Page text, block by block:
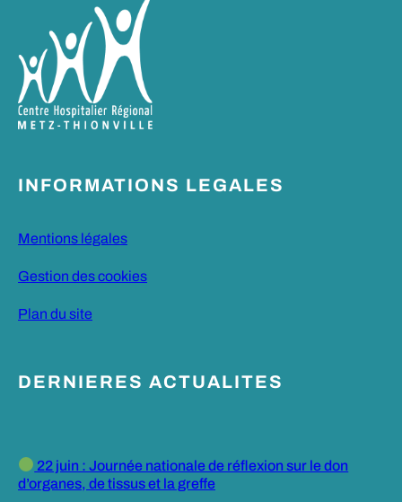
INFORMATIONS LEGALES
Mentions légales
Gestion des cookies
Plan du site
DERNIERES ACTUALITES
22 juin : Journée nationale de réflexion sur le don
d’organes, de tissus et la greffe